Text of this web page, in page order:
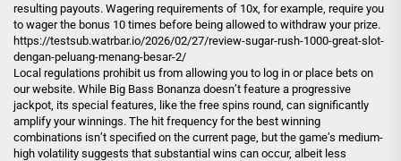
resulting payouts. Wagering requirements of 10x, for example, require you
to wager the bonus 10 times before being allowed to withdraw your prize.
https://testsub.watrbar.io/2026/02/27/review-sugar-rush-1000-great-slot-
dengan-peluang-menang-besar-2/
Local regulations prohibit us from allowing you to log in or place bets on
our website. While Big Bass Bonanza doesn’t feature a progressive
jackpot, its special features, like the free spins round, can significantly
amplify your winnings. The hit frequency for the best winning
combinations isn’t specified on the current page, but the game’s medium-
high volatility suggests that substantial wins can occur, albeit less